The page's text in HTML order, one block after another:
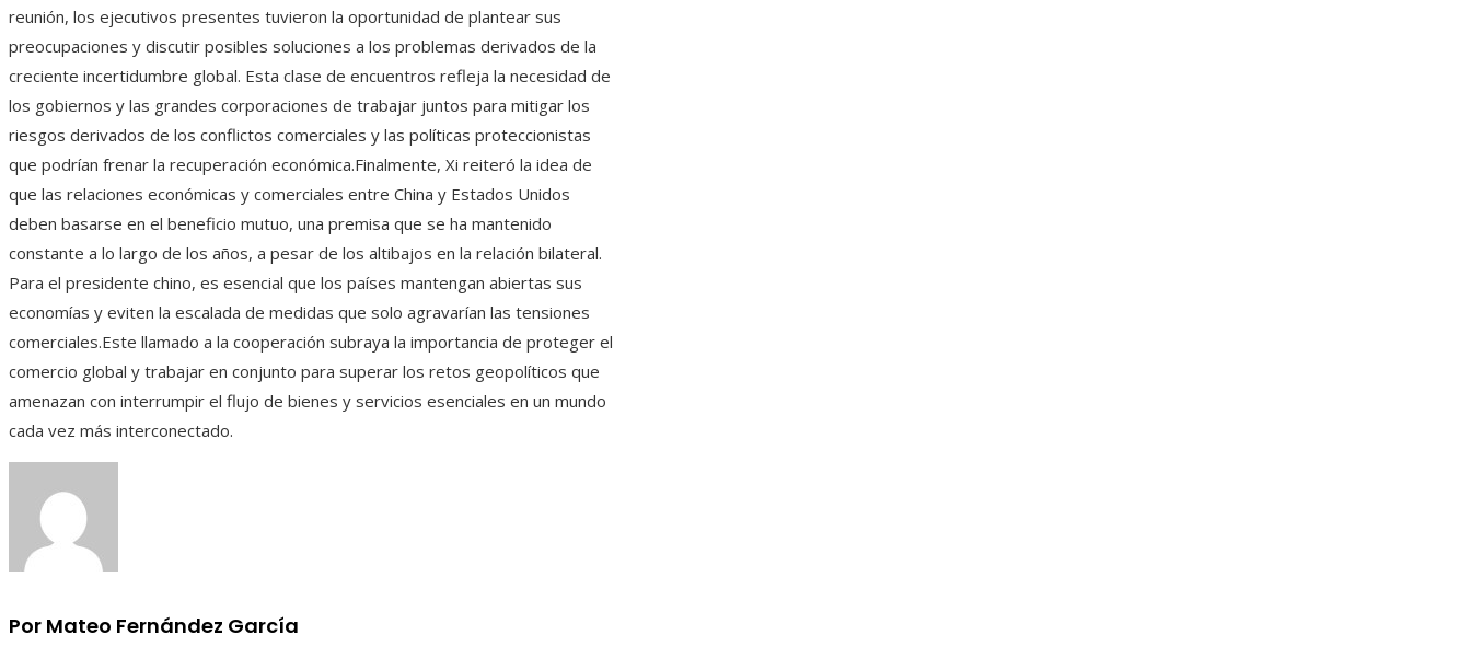
reunión, los ejecutivos presentes tuvieron la oportunidad de plantear sus
preocupaciones y discutir posibles soluciones a los problemas derivados de la
creciente incertidumbre global. Esta clase de encuentros refleja la necesidad de
los gobiernos y las grandes corporaciones de trabajar juntos para mitigar los
riesgos derivados de los conflictos comerciales y las políticas proteccionistas
que podrían frenar la recuperación económica.Finalmente, Xi reiteró la idea de
que las relaciones económicas y comerciales entre China y Estados Unidos
deben basarse en el beneficio mutuo, una premisa que se ha mantenido
constante a lo largo de los años, a pesar de los altibajos en la relación bilateral.
Para el presidente chino, es esencial que los países mantengan abiertas sus
economías y eviten la escalada de medidas que solo agravarían las tensiones
comerciales.Este llamado a la cooperación subraya la importancia de proteger el
comercio global y trabajar en conjunto para superar los retos geopolíticos que
amenazan con interrumpir el flujo de bienes y servicios esenciales en un mundo
cada vez más interconectado.
Por Mateo Fernández García